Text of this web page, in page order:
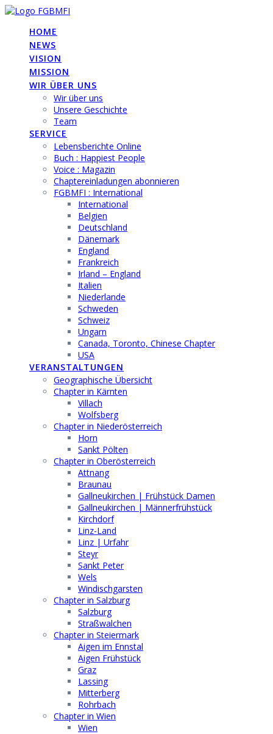
Skip
contentHOME
NEWS
VISION
MISSION
WIR ÜBER UNS
Wir über uns
Unsere Geschichte
Team
SERVICE
Lebensberichte Online
Buch : Happiest People
Voice : Magazin
Chaptereinladungen abonnieren
FGBMFI : International
International
Belgien
Deutschland
Dänemark
England
Frankreich
Irland – England
Italien
Niederlande
Schweden
Schweiz
Ungarn
Canada, Toronto, Chinese Chapter
USA
VERANSTALTUNGEN
Geographische Übersicht
Chapter in Kärnten
Villach
Wolfsberg
Chapter in Niederösterreich
Horn
Sankt Pölten
Chapter in Oberösterreich
Attnang
Braunau
Gallneukirchen | Frühstück Damen
Gallneukirchen | Männerfrühstück
Kirchdorf
Linz-Land
Linz | Urfahr
Steyr
Sankt Peter
Wels
Windischgarsten
Chapter in Salzburg
Salzburg
Straßwalchen
Chapter in Steiermark
Aigen im Ennstal
Aigen Frühstück
Graz
Lassing
Mitterberg
Rohrbach
Chapter in Wien
Wien